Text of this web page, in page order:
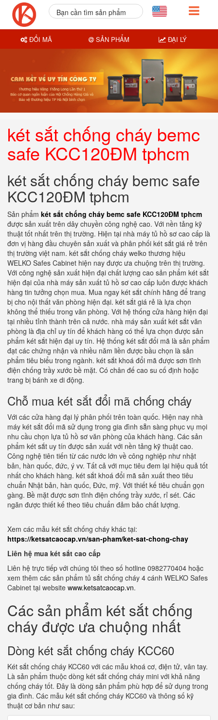
két sắt chống cháy bemc
safe KCC120ĐM tphcm
két sắt chống cháy bemc safe
KCC120ĐM tphcm
Sản phẩm két sắt chống cháy bemc safe KCC120ĐM tphcm
được sản xuất trên dây chuyền công nghệ cao. Với nền tảng kỹ
thuật tốt nhất trên thị trường. Hiện tại nhà máy tủ hồ sơ cao cấp là
đơn vị hàng đầu chuyên sản xuất và phân phối két sắt giá rẻ trên
thị trường việt nam. két sắt chống cháy welko thương hiệu
WELKO Safes Cabinet hiện nay được ưa chuộng trên thị trường.
Với công nghệ sản xuất hiện đại chất lượng cao sản phẩm két sắt
hiện đại của nhà máy sản xuất tủ hồ sơ cao cấp luôn được khách
hàng tin tưởng chọn mua. Mua ngay két sắt chính hãng để trang
bị cho nội thất văn phòng hiện đại. két sắt giá rẻ là lựa chọn
không thể thiếu trong văn phòng. Với hệ thống cửa hàng hiện đại
tại nhiều tỉnh thành trên cả nước. nhà máy sản xuất két sắt văn
phòng là địa chỉ uy tín để khách hàng có thể lựa chọn được sản
phẩm két sắt hiện đại uy tín. Hệ thống két sắt đổi mã là sản phẩm
đạt các chứng nhận và nhiều năm liền được bầu chọn là sản
phẩm tiêu biểu trong ngành. két sắt khoá đổi mã được sơn tĩnh
điện chống trầy xước bề mặt. Có chân đế cao su cố định hoặc
trang bị bánh xe di động.
Chỗ mua két sắt đổi mã chống cháy
Với các cửa hàng đại lý phân phối trên toàn quốc. Hiện nay nhà
máy két sắt đổi mã sử dụng trong gia đình sẵn sàng phục vụ mọi
nhu cầu chọn lựa tủ hồ sơ văn phòng của khách hàng. Các sản
phẩm két sắt uy tín được sản xuất với nền tảng kỹ thuật cao.
Công nghệ tiên tiến từ các nước lớn về công nghiệp như nhật
bản, hàn quốc, đức, ý vv. Tất cả với mục tiêu đem lại hiệu quả tốt
nhất cho khách hàng. két sắt khoá đổi mã sản xuất theo tiêu
chuẩn Nhật bản, hàn quốc, Đức, mỹ. Với thiết kế tiêu chuẩn gọn
gàng. Bề mặt được sơn tĩnh điện chống trầy xước, rỉ sét. Các
ngăn được thiết kế theo tiêu chuẩn đảm bảo chất lượng.
Xem các mẫu két sắt chống cháy khác tại:
https://ketsatcaocap.vn/san-pham/ket-sat-chong-chay
Liên hệ mua két sắt cao cấp
Liên hệ trực tiếp với chúng tôi theo số hotline 0982770404 hoặc
xem thêm các sản phẩm tủ sắt chống cháy 4 cánh WELKO Safes
Cabinet tại website www.ketsatcaocap.vn.
Các sản phẩm két sắt chống
cháy được ưa chuộng nhất
Dòng két sắt chống cháy KCC60
Két sắt chống cháy KCC60 với các mẫu khoá cơ, điện tử, vân tay.
Là sản phẩm thuộc dòng két sắt chống cháy mini với khả năng
chống cháy tốt. Đây là dòng sản phẩm phù hợp để sử dụng trong
gia đình. Các mẫu két sắt chống cháy KCC60 và thông số kỹ
thuật cơ bản như sau:
Bạn cần tìm sản phẩm
ĐỔI MÃ SẢN PHẨM ĐẠI LÝ